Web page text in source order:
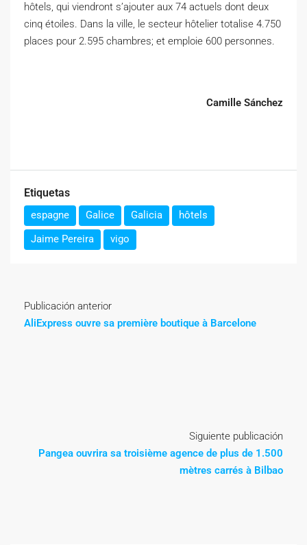
hôtels, qui viendront s’ajouter aux 74 actuels dont deux
cinq étoiles. Dans la ville, le secteur hôtelier totalise 4.750
places pour 2.595 chambres; et emploie 600 personnes.
Camille Sánchez
Etiquetas
espagne Galice Galicia
hôtels
Jaime Pereira
vigo
Publicación anterior
AliExpress ouvre sa première boutique à Barcelone
Siguiente publicación
Pangea ouvrira sa troisième agence de plus de 1.500
mètres carrés à Bilbao